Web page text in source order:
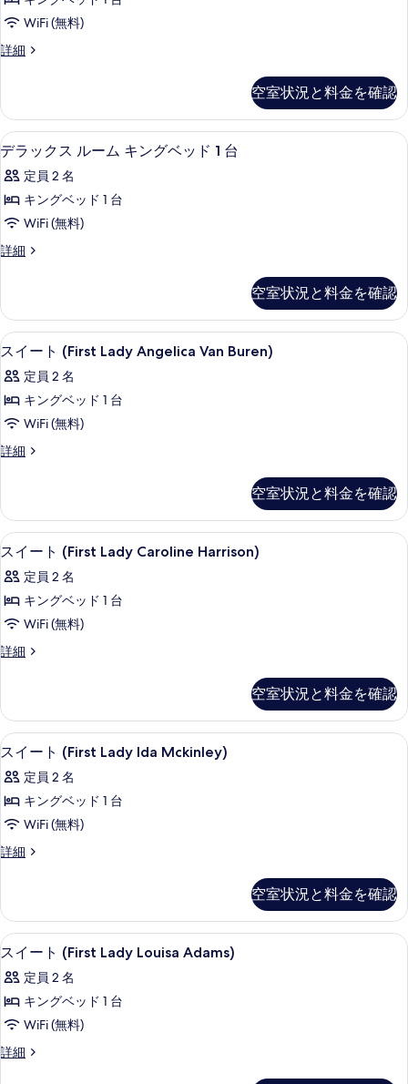
る
て
の
を
表
示
す
る
細
ッ
ク
ル
ム
キ
ン
グ
ベ
ッ
ド
の
す
べ
て
の
写
真
表
示
す
る
WiFi (無料)
詳細
ク
ク
ル
ー
キ
ン
ベ
ッ
ド
の
細
空室状況と料金を確認
デ
ラ
ッ
ク
ス
ル
ム
キ
ン
グ
ベ
ッ
ド
の
す
べ
て
の
写
真
表
示
す
る
エジプト綿のシーツ、高級寝具、羽
5
デラックス ルーム キングベッド 1 台
定員 2 名
キングベッド 1 台
WiFi (無料)
詳細
デ
ス
ル
ー
キ
ン
ベ
ッ
ド
の
細
空室状況と料金を確認
ス
イ
ー
ト
(First
Lady
Buren)
の
す
べ
て
の
写
を
表
示
す
る
5
スイート (First Lady Angelica Van Buren)
定員 2 名
キングベッド 1 台
WiFi (無料)
詳細
ス
(First
Lady
Angelica
Buren)
の
細
空室状況と料金を確認
ス
イ
ー
ト
(First
Lady
の
す
べ
て
の
真
表
示
す
る
6
スイート (First Lady Caroline Harrison)
定員 2 名
キングベッド 1 台
WiFi (無料)
詳細
ス
(First
Lady
Caroline
の
詳
空室状況と料金を確認
ス
イ
ー
ト
(First
Lady
の
す
べ
て
の
真
6
スイート (First Lady Ida Mckinley)
定員 2 名
キングベッド 1 台
WiFi (無料)
詳細
ス
(First
Lady
Ida
の
詳
空室状況と料金を確認
ス
イ
ー
ト
(First
Lady
6
スイート (First Lady Louisa Adams)
定員 2 名
キングベッド 1 台
WiFi (無料)
詳細
ス